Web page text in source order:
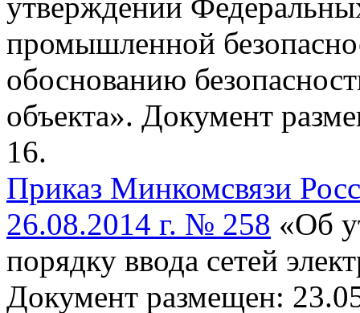
промышленной
обоснованию
объекта». Документ
16.
Приказ Минкомсвязи
26.08.2014 г. № 258 «Об
порядку ввода сетей
Документ размещен: